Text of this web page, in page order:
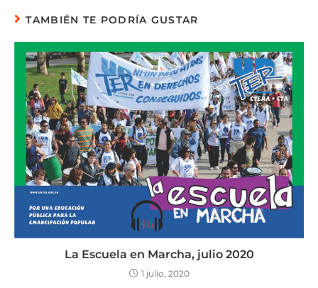
TAMBIÉN TE PODRÍA GUSTAR
La Escuela en Marcha, julio 2020
1 julio, 2020